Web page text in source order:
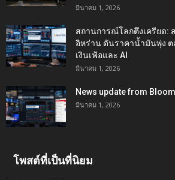
มีนาคม 1, 2026
สถานการณ์โลกตึงเครียด:
อิหร่าน ดันราคาน้ำมันพุ่ง
เงินเฟ้อและ AI
มีนาคม 1, 2026
News update from
มีนาคม 1, 2026
โพสต์ที่เป็นที่นิยม